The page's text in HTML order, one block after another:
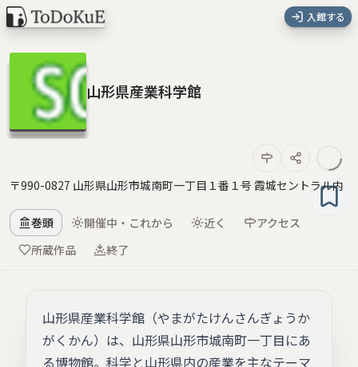
入館する
山形県産業科学館
〒990-0827 山形県山形市城南町一丁目１番１号 霞城セントラル内
巻頭 開催中・これから 近く
アクセス
所蔵作品
終了
山形県産業科学館（やまがたけんさんぎょうか
がくかん）は、山形県山形市城南町一丁目にあ
る博物館。科学と山形県内の産業を主なテーマ